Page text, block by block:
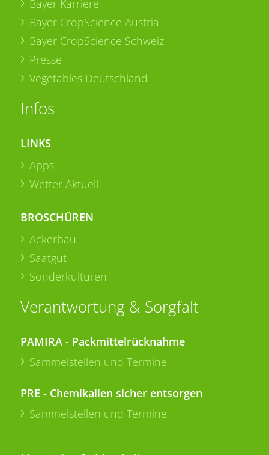
Bayer Karriere
Bayer CropScience Austria
Bayer CropScience Schweiz
Presse
Vegetables Deutschland
Infos
LINKS
Apps
Wetter Aktuell
BROSCHÜREN
Ackerbau
Saatgut
Sonderkulturen
Verantwortung & Sorgfalt
PAMIRA - Packmittelrücknahme
Sammelstellen und Termine
PRE - Chemikalien sicher entsorgen
Sammelstellen und Termine